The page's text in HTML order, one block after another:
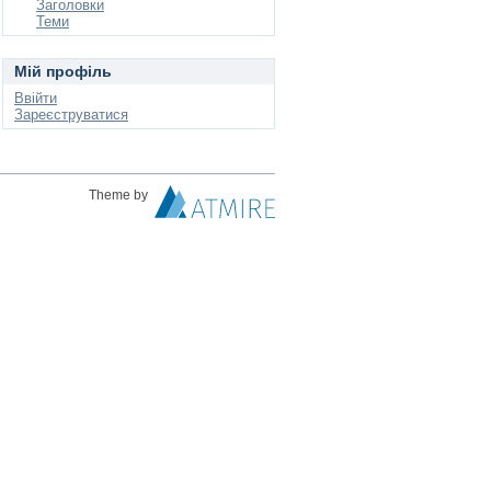
Заголовки
Теми
Мій профіль
Ввійти
Зареєструватися
Theme by